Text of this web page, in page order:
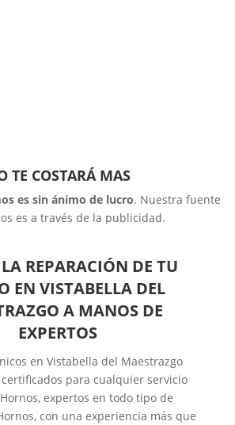
TE COSTARÁ MAS
es sin ánimo de lucro. Nuestra fuente
es a través de la publicidad.
REPARACIÓN DE TU
EN VISTABELLA DEL
A MANOS DE
EXPERTOS
en Vistabella del Maestrazgo
para cualquier servicio
expertos en todo tipo de
con una experiencia más que